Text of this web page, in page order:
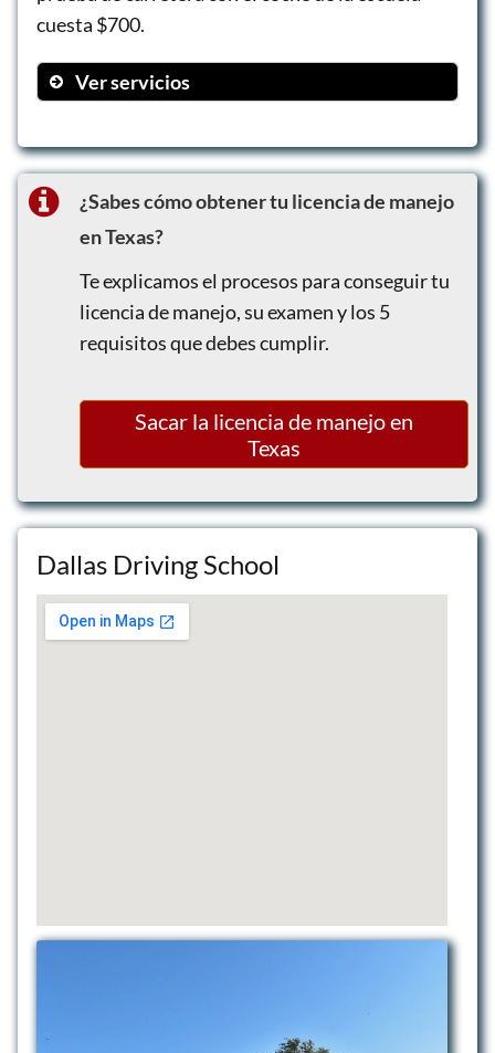
cuesta $700.
Ver servicios
Lecciones de manejo en carretera
horas en aula + 14 horas de manejo)
Paquete completo para adultos (hasta 14
horas de manejo + prueba de carretera)
¿Sabes cómo obtener tu licencia de manejo
en Texas?
Te explicamos el procesos para conseguir tu
licencia de manejo, su examen y los 5
requisitos que debes cumplir.
Sacar la licencia de manejo en
Texas
Dallas Driving School